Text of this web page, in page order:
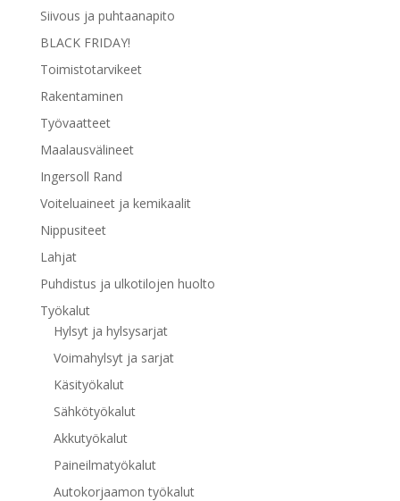
Siivous ja puhtaanapito
BLACK FRIDAY!
Toimistotarvikeet
Rakentaminen
Työvaatteet
Maalausvälineet
Ingersoll Rand
Voiteluaineet ja kemikaalit
Nippusiteet
Lahjat
Puhdistus ja ulkotilojen huolto
Työkalut
Hylsyt ja hylsysarjat
Voimahylsyt ja sarjat
Käsityökalut
Sähkötyökalut
Akkutyökalut
Paineilmatyökalut
Autokorjaamon työkalut